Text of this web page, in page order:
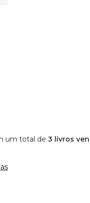
um total de 3 livros